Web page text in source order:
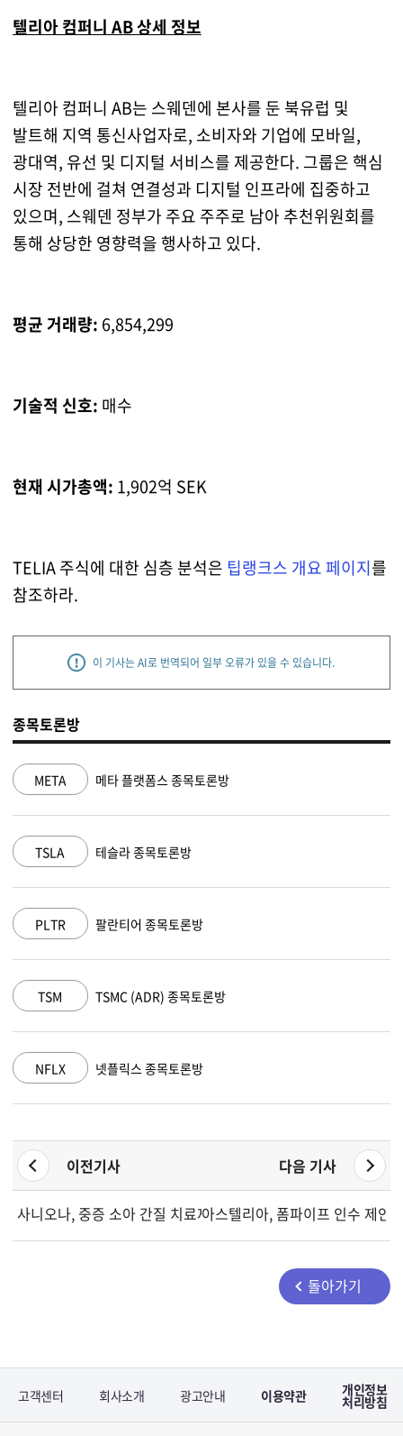
텔리아 컴퍼니 AB 상세 정보
텔리아 컴퍼니 AB는 스웨덴에 본사를 둔 북유럽 및
발트해 지역 통신사업자로, 소비자와 기업에 모바일,
광대역, 유선 및 디지털 서비스를 제공한다. 그룹은 핵심
시장 전반에 걸쳐 연결성과 디지털 인프라에 집중하고
있으며, 스웨덴 정부가 주요 주주로 남아 추천위원회를
통해 상당한 영향력을 행사하고 있다.
평균 거래량: 6,854,299
기술적 신호: 매수
현재 시가총액: 1,902억 SEK
TELIA 주식에 대한 심층 분석은 팁랭크스 개요 페이지를
참조하라.
이 기사는 AI로 번역되어 일부 오류가 있을 수 있습니다.
종목토론방
NVDA
MSFT
AAPL
AMZN
GOOGL
이전기사 다음 기사
사니오나, 중증 소아 간질 치료제 SAN2668 집중 조명하는 가상
아스텔리아, 폼파이프 인수 제안
돌아가기
고객센터 회사소개 광고안내 이용약관 개인정보
처리방침